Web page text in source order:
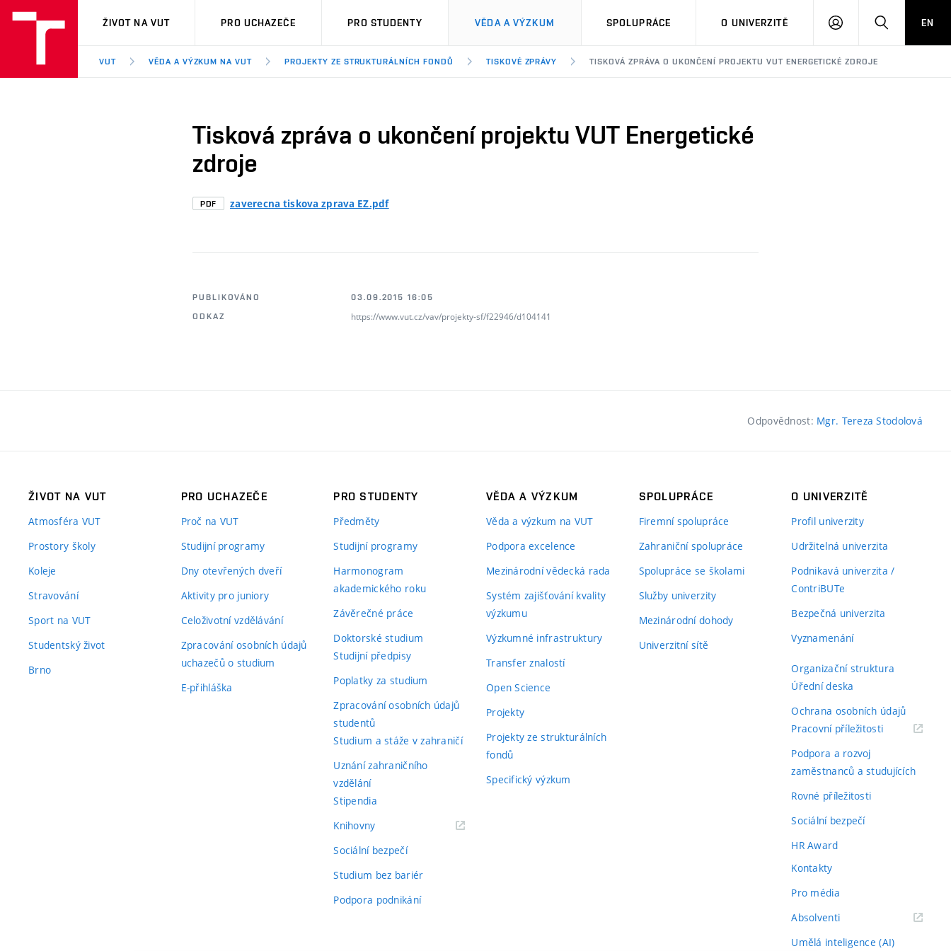
VUT
ŽIVOT NA VUT PRO UCHAZEČE PRO STUDENTY VĚDA A VÝZKUM SPOLUPRÁCE O UNIVERZITĚ
PŘIHLÁSIT HLEDATEN
VUT VĚDA A VÝZKUM NA VUT PROJEKTY ZE STRUKTURÁLNÍCH FONDŮ TISKOVÉ ZPRÁVY TISKOVÁ ZPRÁVA O UKONČENÍ PROJEKTU VUT ENERGETICKÉ ZDROJE
Tisková zpráva o ukončení projektu VUT Energetické
zdroje
PDF zaverecna tiskova zprava EZ.pdf
PUBLIKOVÁNO
03.09.2015 16:05
ODKAZ
https://www.vut.cz/vav/projekty-sf/f22946/d104141
Odpovědnost: Mgr. Tereza Stodolová
ŽIVOT NA VUT
Atmosféra VUT
Prostory školy
Koleje
Stravování
Sport na VUT
Studentský život
Brno
PRO UCHAZEČE
Proč na VUT
Studijní programy
Dny otevřených dveří
Aktivity pro juniory
Celoživotní vzdělávání
Zpracování osobních údajů
uchazečů o studium
E-přihláška
PRO STUDENTY
Předměty
Studijní programy
Harmonogram
akademického roku
Závěrečné práce
Doktorské studium
Studijní předpisy
Poplatky za studium
Zpracování osobních údajů
studentů
Studium a stáže v zahraničí
Uznání zahraničního
vzdělání
Stipendia
Knihovny(externí
Sociální bezpečí
Studium bez bariér
Podpora podnikání
VĚDA A VÝZKUM
Věda a výzkum na VUT
Podpora excelence
Mezinárodní vědecká rada
Systém zajišťování kvality
výzkumu
Výzkumné infrastruktury
Transfer znalostí
Open Science
Projekty
Projekty ze strukturálních
fondů
Specifický výzkum
SPOLUPRÁCE
Firemní spolupráce
Zahraniční spolupráce
Spolupráce se školami
Služby univerzity
Mezinárodní dohody
Univerzitní sítě
O UNIVERZITĚ
Profil univerzity
Udržitelná univerzita
Podnikavá univerzita /
ContriBUTe
Bezpečná univerzita
Vyznamenání
Organizační struktura
Úřední deska
Ochrana osobních údajů
Pracovní příležitosti(externí
Podpora a rozvoj
zaměstnanců a studujících
Rovné příležitosti
Sociální bezpečí
HR Award
Kontakty
Pro média
Absolventi(externí
Umělá inteligence (AI)